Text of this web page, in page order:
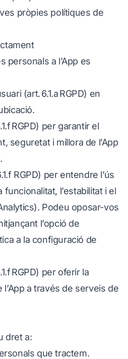
pròpies polítiques de
personals a l’App es
(art. 6.1.a RGPD) en
RGPD) per garantir el
seguretat i millora de l’App
RGPD) per entendre l’ús
funcionalitat, l’estabilitat i el
Podeu oposar-vos
l’opció de
a la configuració de
RGPD) per oferir la
a través de serveis de
dret a:
que tractem.